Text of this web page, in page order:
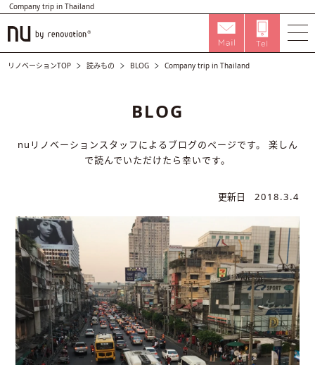
Company trip in Thailand
リノベーションTOP 読みもの BLOG Company trip in Thailand
BLOG
nuリノベーションスタッフによるブログのページです。
楽しん
で読んでいただけたら幸いです。
更新日 2018.3.4